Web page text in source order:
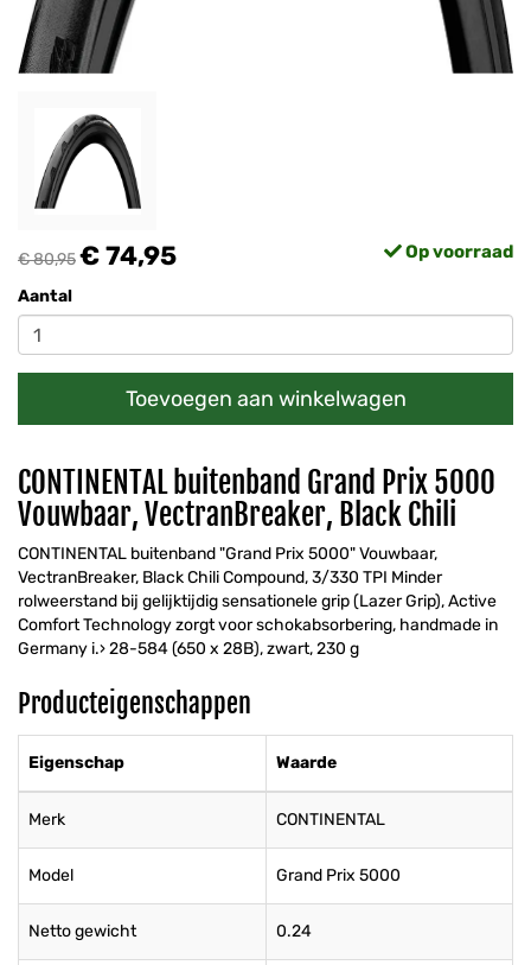
€ 80,95€ 74,95 Op voorraad
Aantal
Toevoegen aan winkelwagen
CONTINENTAL buitenband Grand Prix 5000
Vouwbaar, VectranBreaker, Black Chili
CONTINENTAL buitenband "Grand Prix 5000" Vouwbaar,
VectranBreaker, Black Chili Compound, 3/330 TPI Minder
rolweerstand bij gelijktijdig sensationele grip (Lazer Grip), Active
Comfort Technology zorgt voor schokabsorbering, handmade in
Germany i.› 28-584 (650 x 28B), zwart, 230 g
Producteigenschappen
Eigenschap Waarde
Merk CONTINENTAL
Model Grand Prix 5000
Netto gewicht 0.24